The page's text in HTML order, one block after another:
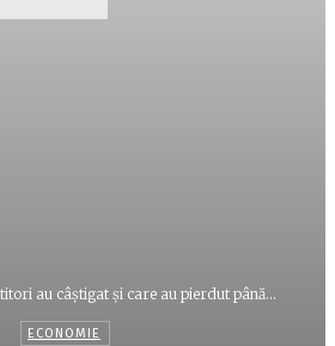
au câştigat şi care au pierdut până...
ECONOMIE